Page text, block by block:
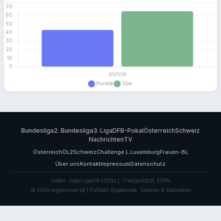
Bundesliga2. Bundesliga3. LigaDFB-PokalÖsterreichSchweiz
NachrichtenTV
ÖsterreichÖL2SchweizChallenge L. LuxemburgFrauen-BL
Über unsKontaktImpressumDatenschutz
Daten: OpenLigaDB (ODbL), TheSportsDB, ESPN
© 2026 ergebnisse1.de | Fußball-Ergebnisse, Tabellen & Statistiken